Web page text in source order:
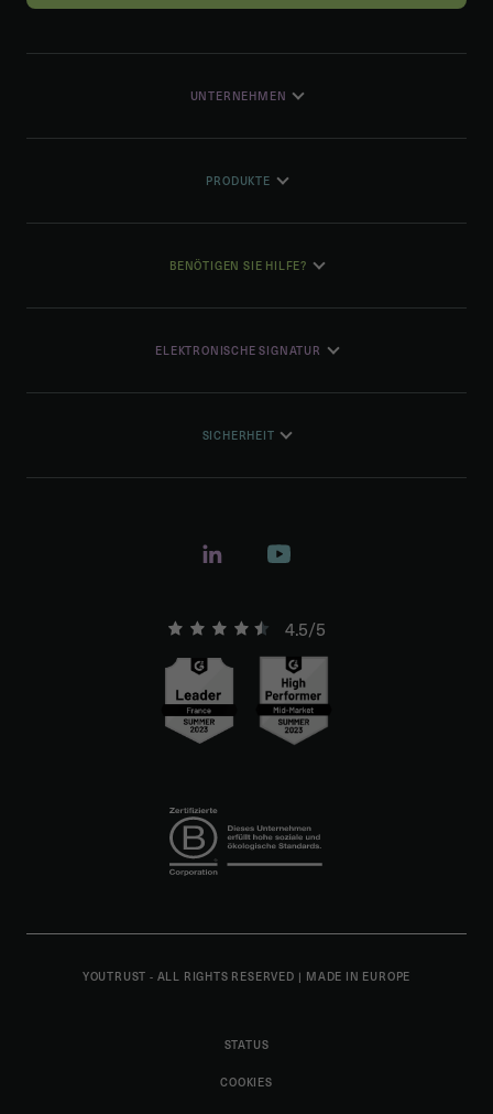
UNTERNEHMEN
PRODUKTE
BENÖTIGEN SIE HILFE?
ELEKTRONISCHE SIGNATUR
SICHERHEIT
4.5/5
YOUTRUST - ALL RIGHTS RESERVED | MADE IN EUROPE
STATUS
COOKIES